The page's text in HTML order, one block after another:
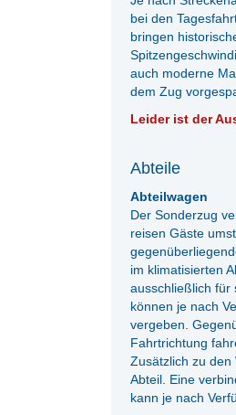
bei den
bringen
auch moderne
dem Zug
Leider ist der
Abteile
Abteilwagen
Der Sonderzug
reisen Gäste
im klimatisierten
ausschließlich für
können je nach
vergeben.
Fahrtrichtung
Zusätzlich zu den
Abteil. Eine
kann je nach